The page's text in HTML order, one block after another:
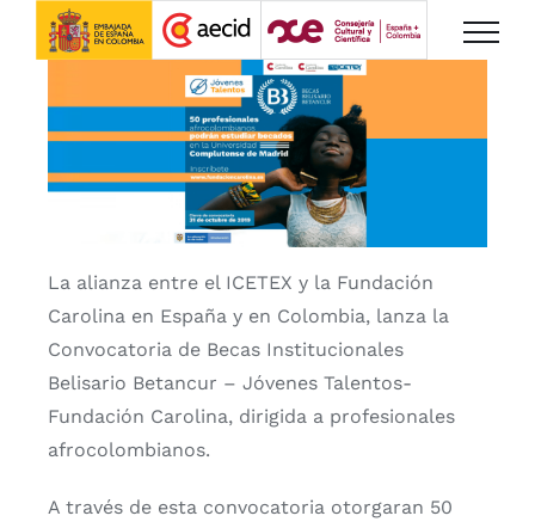
Saltar
La alianza entre el ICETEX y la Fundación
Carolina en España y en Colombia, lanza la
Convocatoria de Becas Institucionales
Belisario Betancur – Jóvenes Talentos-
Fundación Carolina, dirigida a profesionales
afrocolombianos.
A través de esta convocatoria otorgaran 50